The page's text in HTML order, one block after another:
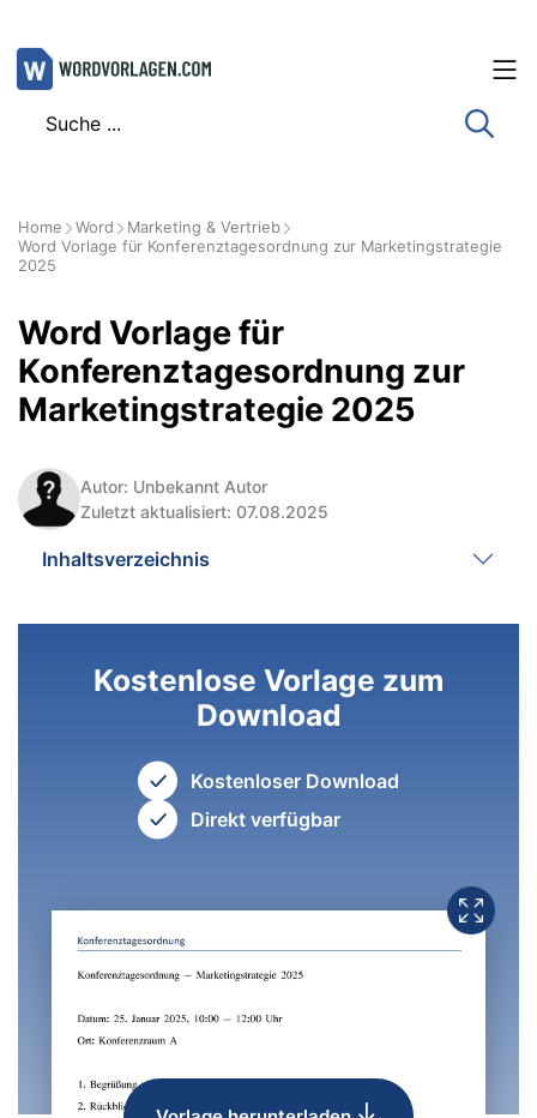
Zum
Inhalt
Home Word
Marketing & Vertrieb
Word Vorlage für Konferenztagesordnung zur Marketingstrategie
2025
Word Vorlage für
Konferenztagesordnung zur
Marketingstrategie 2025
Autor: Unbekannt Autor
Zuletzt aktualisiert: 07.08.2025
Inhaltsverzeichnis
Kostenlose Vorlage zum
Download
Kostenloser Download
Direkt verfügbar